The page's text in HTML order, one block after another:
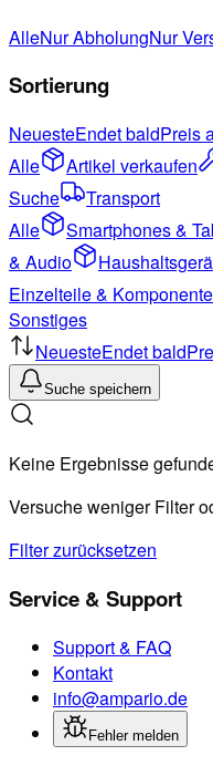
AlleNur AbholungNur
Sortierung
NeuesteEndet baldPreis
Alle
Artikel verkaufen
Suche
Transport
Alle
Smartphones &
& Audio
Einzelteile &
Sonstiges
NeuesteEndet bald
Suche speichern
Keine Ergebnisse
Versuche weniger Filter
Filter zurücksetzen
Service & Support
Support & FAQ
Kontakt
info@ampario.de
Fehler melden